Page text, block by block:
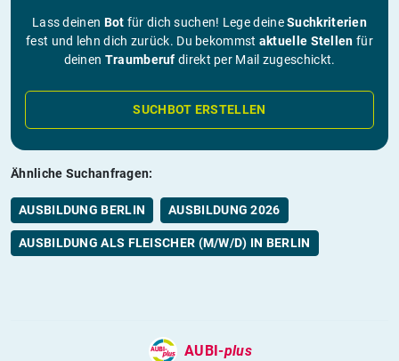
Lass deinen Bot für dich suchen! Lege deineSuchkriterien
fest und lehn dich zurück. Du bekommst aktuelle Stellen für
deinen Traumberuf direkt per Mail zugeschickt.
SUCHBOT ERSTELLEN
Ähnliche Suchanfragen:
AUSBILDUNG BERLIN AUSBILDUNG 2026
AUSBILDUNG ALS FLEISCHER (M/W/D) IN BERLIN
AUBI-plus